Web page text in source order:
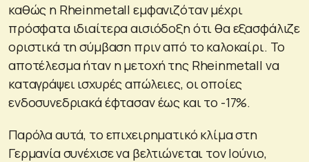
καθώς η Rheinmetall εμφανιζόταν μέχρι
πρόσφατα ιδιαίτερα αισιόδοξη ότι θα εξασφάλιζε
οριστικά τη σύμβαση πριν από το καλοκαίρι. Το
αποτέλεσμα ήταν η μετοχή της Rheinmetall να
καταγράψει ισχυρές απώλειες, οι οποίες
ενδοσυνεδριακά έφτασαν έως και το -17%.
Παρόλα αυτά, το επιχειρηματικό κλίμα στη
Γερμανία συνέχισε να βελτιώνεται τον Ιούνιο,